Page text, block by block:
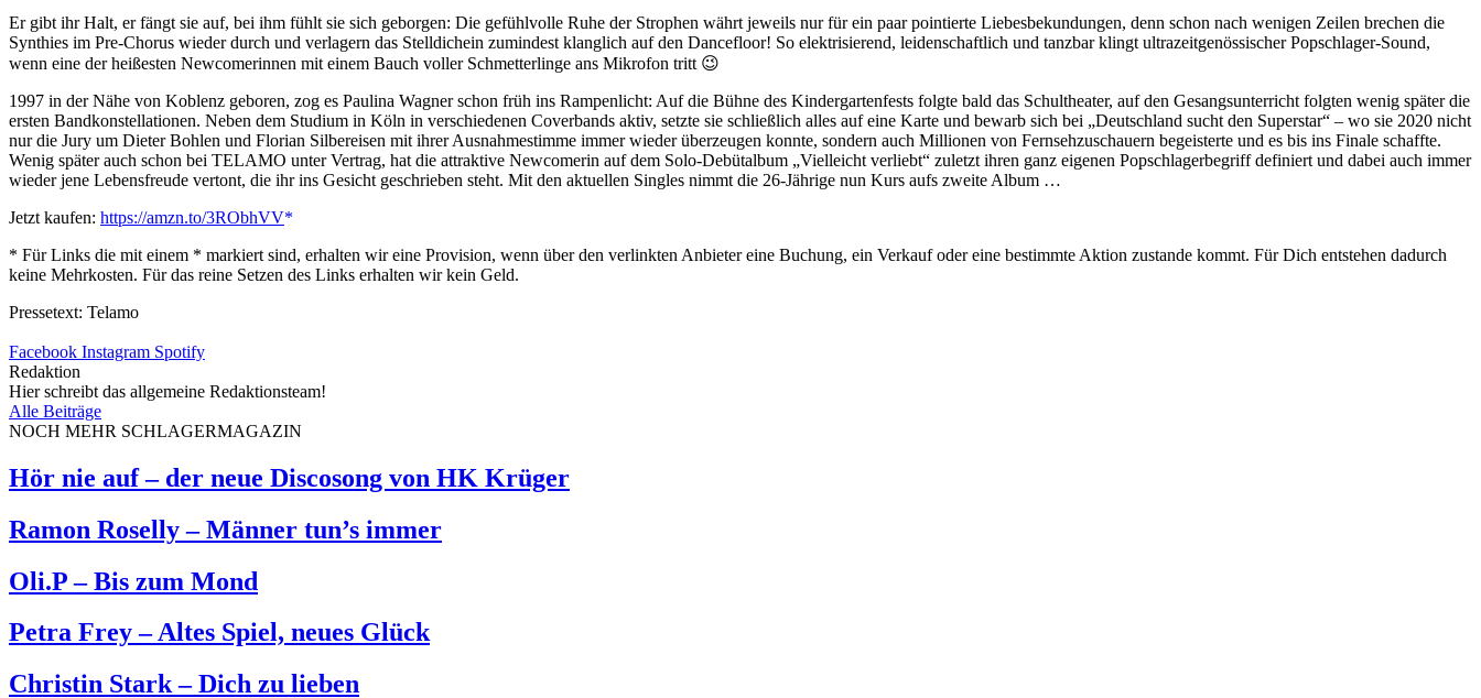
Er gibt ihr Halt, er fängt sie auf, bei ihm fühlt sie sich geborgen: Die gefühlvolle Ruhe der Strophen währt jeweils nur für ein paar pointierte Liebesbekundungen, denn schon nach wenigen Zeilen brechen die
Synthies im Pre-Chorus wieder durch und verlagern das Stelldichein zumindest klanglich auf den Dancefloor! So elektrisierend, leidenschaftlich und tanzbar klingt ultrazeitgenössischer Popschlager-Sound,
wenn eine der heißesten Newcomerinnen mit einem Bauch voller Schmetterlinge ans Mikrofon tritt 😉
1997 in der Nähe von Koblenz geboren, zog es Paulina Wagner schon früh ins Rampenlicht: Auf die Bühne des Kindergartenfests folgte bald das Schultheater, auf den Gesangsunterricht folgten wenig später die
ersten Bandkonstellationen. Neben dem Studium in Köln in verschiedenen Coverbands aktiv, setzte sie schließlich alles auf eine Karte und bewarb sich bei „Deutschland sucht den Superstar“ – wo sie 2020 nicht
nur die Jury um Dieter Bohlen und Florian Silbereisen mit ihrer Ausnahmestimme immer wieder überzeugen konnte, sondern auch Millionen von Fernsehzuschauern begeisterte und es bis ins Finale schaffte.
Wenig später auch schon bei TELAMO unter Vertrag, hat die attraktive Newcomerin auf dem Solo-Debütalbum „Vielleicht verliebt“ zuletzt ihren ganz eigenen Popschlagerbegriff definiert und dabei auch immer
wieder jene Lebensfreude vertont, die ihr ins Gesicht geschrieben steht. Mit den aktuellen Singles nimmt die 26-Jährige nun Kurs aufs zweite Album …
Jetzt kaufen: https://amzn.to/3RObhVV
* Für Links die mit einem * markiert sind, erhalten wir eine Provision, wenn über den verlinkten Anbieter eine Buchung, ein Verkauf oder eine bestimmte Aktion zustande kommt. Für Dich entstehen dadurch
keine Mehrkosten. Für das reine Setzen des Links erhalten wir kein Geld.
Pressetext: Telamo
Facebook Instagram Spotify
Redaktion
Hier schreibt das allgemeine Redaktionsteam!
Alle Beiträge
NOCH MEHR SCHLAGERMAGAZIN
Hör nie auf – der neue Discosong von HK Krüger
Ramon Roselly – Männer tun’s immer
Oli.P – Bis zum Mond
Petra Frey – Altes Spiel, neues Glück
Christin Stark – Dich zu lieben